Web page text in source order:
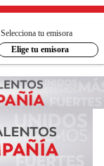
Selecciona tu emisora
Elige tu emisora